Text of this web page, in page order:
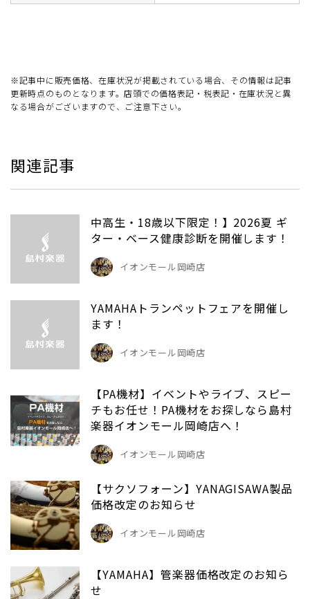
※記事中に販売価格、在庫状況が掲載されている場合、その情報は記事
更新時点のものとなります。店頭での価格表記・税表記・在庫状況と異
なる場合がございますので、ご注意下さい。
関連記事
中高生・18歳以下限定！】2026夏 ギ
ター・ベース健康診断を開催します！
イオンモール岡崎店
YAMAHAトランペットフェアを開催し
ます！
イオンモール岡崎店
【PA機材】イベントやライブ、スピー
チもお任せ！PA機材をお探しなら島村
楽器イオンモール岡崎店へ！
イオンモール岡崎店
【サクソフォーン】YANAGISAWA製品
価格改定のお知らせ
イオンモール岡崎店
【YAMAHA】管楽器価格改定のお知ら
せ